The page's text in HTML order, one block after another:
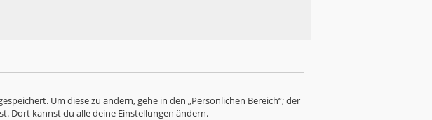
Um diese zu ändern, gehe in den „Persönlichen Bereich“; der
Dort kannst du alle deine Einstellungen ändern.